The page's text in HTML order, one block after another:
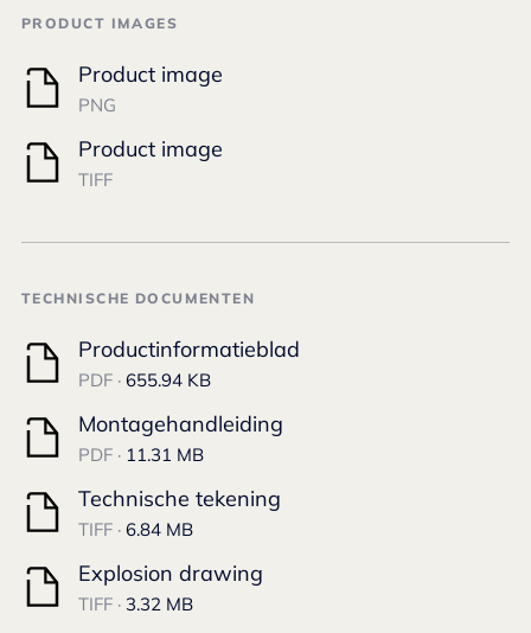
PRODUCT IMAGES
Product image
PNG
Product image
TIFF
TECHNISCHE DOCUMENTEN
Productinformatieblad
PDF · 655.94 KB
Montagehandleiding
PDF · 11.31 MB
Technische tekening
TIFF · 6.84 MB
Explosion drawing
TIFF · 3.32 MB